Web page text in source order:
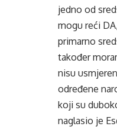
jedno od
mogu reći
primarno
također
nisu
određene
koji su
naglasio je